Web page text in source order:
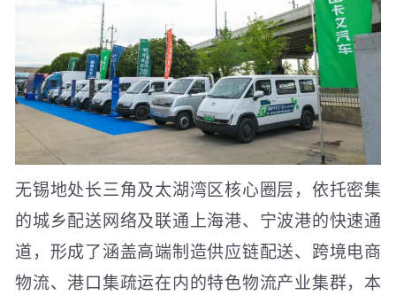
无锡地处长三角及太湖湾区核心圈层，依托密集
的城乡配送网络及联通上海港、宁波港的快速通
道，形成了涵盖高端制造供应链配送、跨境电商
物流、港口集疏运在内的特色物流产业集群，本